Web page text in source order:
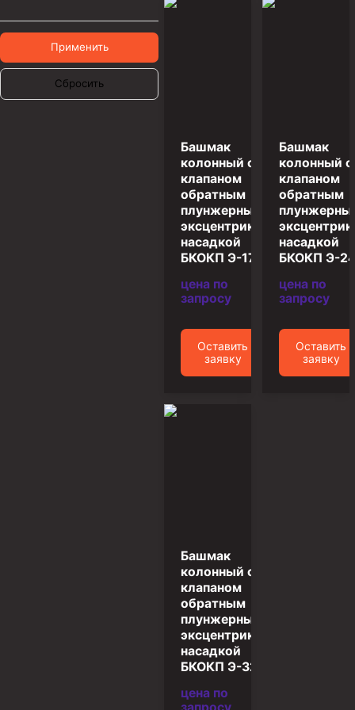
Муфта ОТТМ 146
Муфта БТС 324
Муфта БТС 245
Противовыбросовое оборудование
Системы верхнего привода (СВП)
Применить
Сбросить
Башмак
колонный с
клапаном
обратным
плунжерным и
эксцентриковой
насадкой
БКОКП Э-178
цена по
запросу
Оставить
заявку
Башмак
колонный с
клапаном
обратным
насадкой
БКОКП Э-
цена по
запросу
Оставить
заявку
Башмак
колонный с
клапаном
обратным
плунжерным и
эксцентриковой
насадкой
БКОКП Э-324
цена по
запросу